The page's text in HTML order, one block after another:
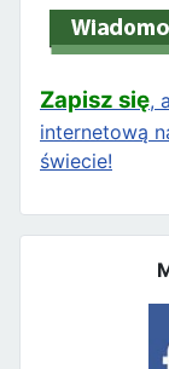
Zapisz się,
internetową
świecie!